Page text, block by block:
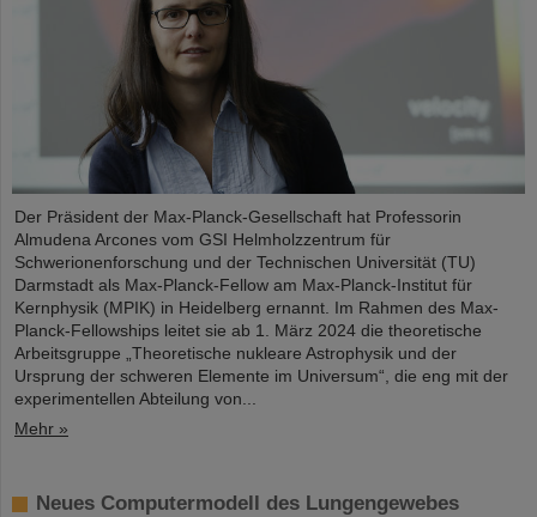
Der Präsident der Max-Planck-Gesellschaft hat Professorin
Almudena Arcones vom GSI Helmholzzentrum für
Schwerionenforschung und der Technischen Universität (TU)
Darmstadt als Max-Planck-Fellow am Max-Planck-Institut für
Kernphysik (MPIK) in Heidelberg ernannt. Im Rahmen des Max-
Planck-Fellowships leitet sie ab 1. März 2024 die theoretische
Arbeitsgruppe „Theoretische nukleare Astrophysik und der
Ursprung der schweren Elemente im Universum“, die eng mit der
experimentellen Abteilung von...
Mehr »
Neues Computermodell des Lungengewebes